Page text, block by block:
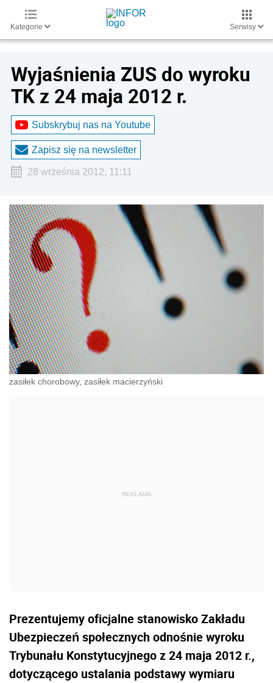
Kategorie Serwisy
Wyjaśnienia ZUS do wyroku
TK z 24 maja 2012 r.
Subskrybuj nas na Youtube
Zapisz się na newsletter
28 września 2012, 11:11
zasiłek chorobowy, zasiłek macierzyński
Prezentujemy oficjalne stanowisko Zakładu
Ubezpieczeń społecznych odnośnie wyroku
Trybunału Konstytucyjnego z 24 maja 2012 r.,
dotyczącego ustalania podstawy wymiaru